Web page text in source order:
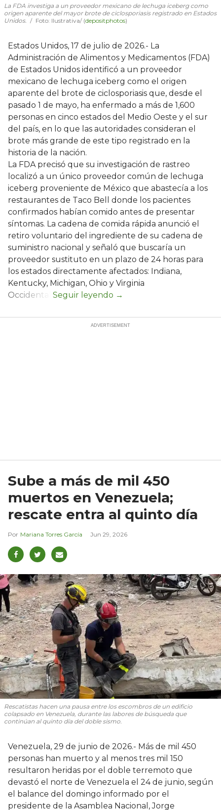
La FDA investiga a un proveedor mexicano de lechuga iceberg como
origen aparente del mayor brote de ciclosporiasis registrado en Estados
Unidos.
Foto: Ilustrativa/ (depositphotos)
Estados Unidos, 17 de julio de 2026.- La
Administración de Alimentos y Medicamentos (FDA)
de Estados Unidos identificó a un proveedor
mexicano de lechuga iceberg como el origen
aparente del brote de ciclosporiasis que, desde el
pasado 1 de mayo, ha enfermado a más de 1,600
personas en cinco estados del Medio Oeste y el sur
del país, en lo que las autoridades consideran el
brote más grande de este tipo registrado en la
historia de la nación.
La FDA precisó que su investigación de rastreo
localizó a un único proveedor común de lechuga
iceberg proveniente de México que abastecía a los
restaurantes de Taco Bell donde los pacientes
confirmados habían comido antes de presentar
síntomas. La cadena de comida rápida anunció el
retiro voluntario del ingrediente de su cadena de
suministro nacional y señaló que buscaría un
proveedor sustituto en un plazo de 24 horas para
los estados directamente afectados: Indiana,
Kentucky, Michigan, Ohio y Virginia
Occidental.
Sube a más de mil 450
muertos en Venezuela;
rescate entra al quinto día
Mariana Torres García Jun 29, 2026
Rescatistas hacen una pausa entre los escombros de un edificio
colapsado en Venezuela, durante las labores de búsqueda que
continúan al quinto día del doble sismo.
Venezuela, 29 de junio de 2026.- Más de mil 450
personas han muerto y al menos tres mil 150
resultaron heridas por el doble terremoto que
devastó el norte de Venezuela el 24 de junio, según
el balance del domingo informado por el
presidente de la Asamblea Nacional, Jorge